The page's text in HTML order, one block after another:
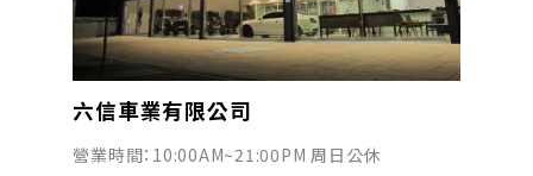
六信車業有限公司
營業時間：10:00AM~21:00PM 周日公休